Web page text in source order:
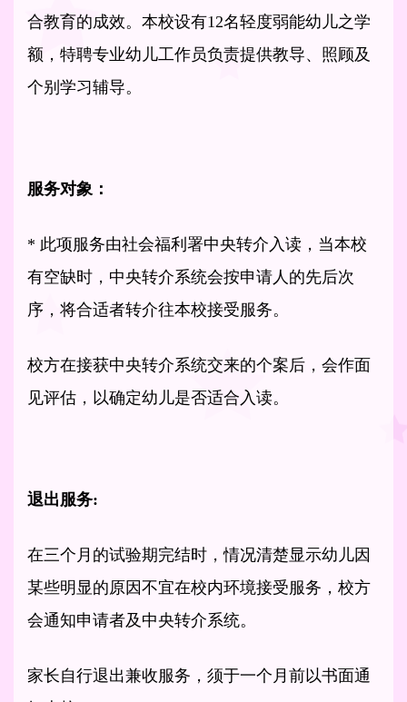
合教育的成效。本校设有12名轻度弱能幼儿之学
额，特聘专业幼儿工作员负责提供教导、照顾及
个别学习辅导。
服务对象：
* 此项服务由社会福利署中央转介入读，当本校
有空缺时，中央转介系统会按申请人的先后次
序，将合适者转介往本校接受服务。
校方在接获中央转介系统交来的个案后，会作面
见评估，以确定幼儿是否适合入读。
退出服务:
在三个月的试验期完结时，情况清楚显示幼儿因
某些明显的原因不宜在校内环境接受服务，校方
会通知申请者及中央转介系统。
家长自行退出兼收服务，须于一个月前以书面通